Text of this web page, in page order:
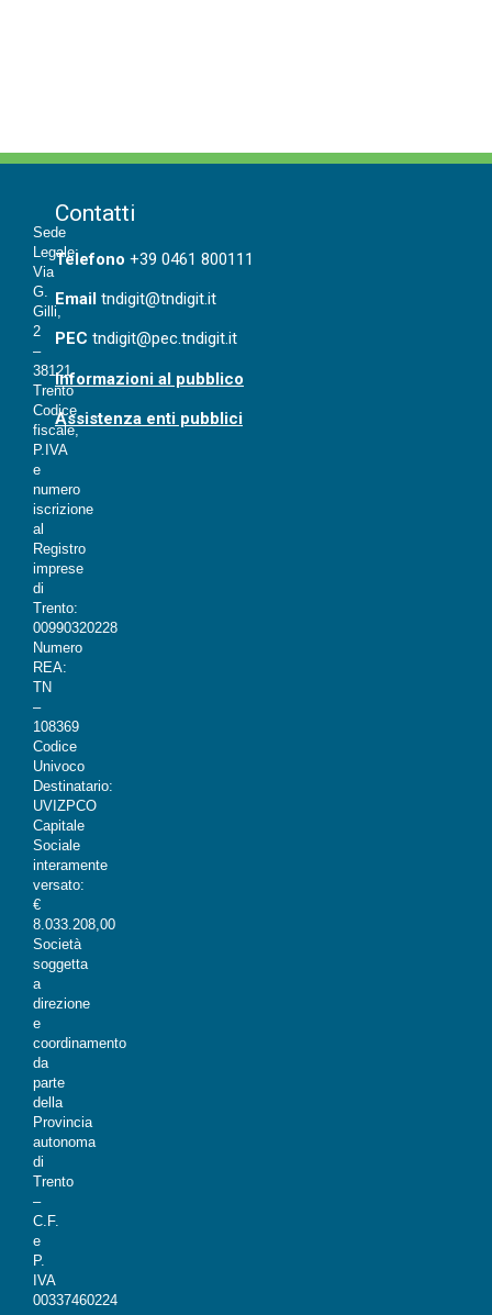
Sede
Legale:
Via
G.
Gilli,
2
–
38121
Trento
Codice
fiscale,
P.IVA
e
numero
iscrizione
al
Registro
imprese
di
Trento:
00990320228
Numero
REA:
TN
–
108369
Codice
Univoco
Destinatario:
UVIZPCO
Capitale
Sociale
interamente
versato:
€
8.033.208,00
Società
soggetta
a
direzione
e
coordinamento
da
parte
della
Provincia
autonoma
di
Trento
–
C.F.
e
P.
IVA
00337460224
Telefono +39 0461 800111
Email tndigit@tndigit.it
PEC tndigit@pec.tndigit.it
Informazioni al pubblico
Assistenza enti pubblici
Contatti